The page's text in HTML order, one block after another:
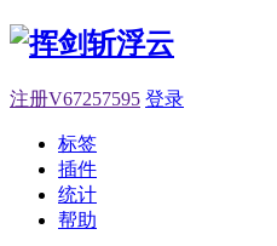
注册V67257595 登录
标签
插件
统计
帮助